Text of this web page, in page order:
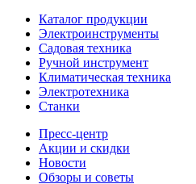
Каталог продукции
Электроинструменты
Садовая техника
Ручной инструмент
Климатическая техника
Электротехника
Станки
Пресс-центр
Акции и скидки
Новости
Обзоры и советы